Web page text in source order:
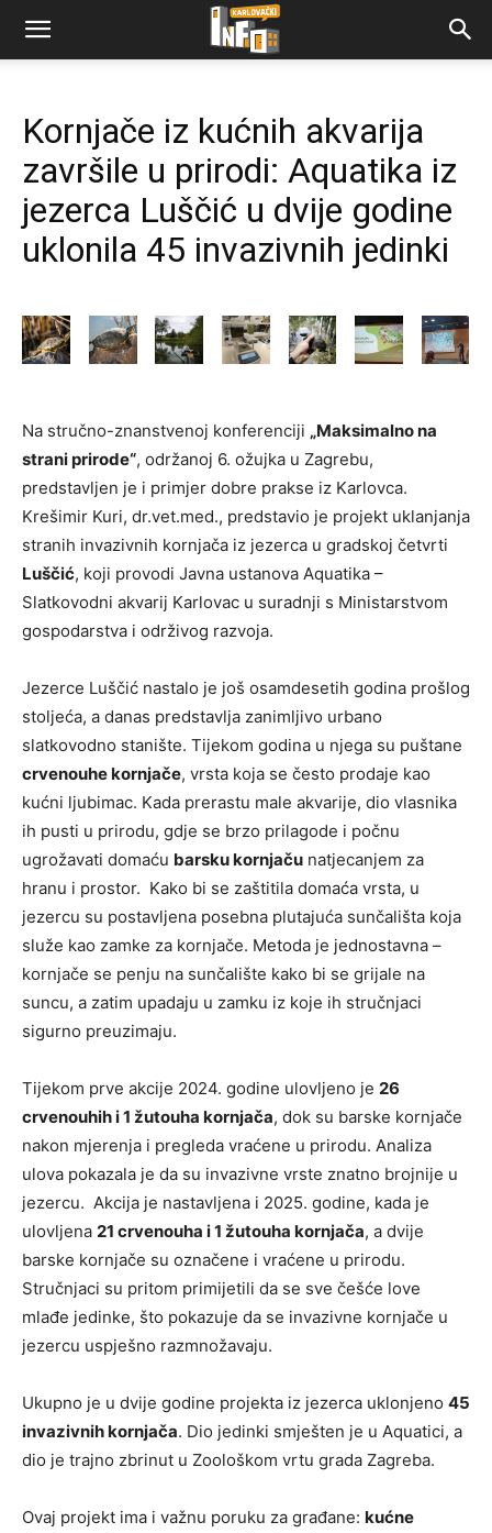
Kornjače iz kućnih akvarija
završile u prirodi: Aquatika iz
jezerca Luščić u dvije godine
uklonila 45 invazivnih jedinki
Na stručno-znanstvenoj konferenciji „Maksimalno na
strani prirode“, održanoj 6. ožujka u Zagrebu,
predstavljen je i primjer dobre prakse iz Karlovca.
Krešimir Kuri, dr.vet.med., predstavio je projekt uklanjanja
stranih invazivnih kornjača iz jezerca u gradskoj četvrti
Luščić, koji provodi Javna ustanova Aquatika –
Slatkovodni akvarij Karlovac u suradnji s Ministarstvom
gospodarstva i održivog razvoja.
Jezerce Luščić nastalo je još osamdesetih godina prošlog
stoljeća, a danas predstavlja zanimljivo urbano
slatkovodno stanište. Tijekom godina u njega su puštane
crvenouhe kornjače, vrsta koja se često prodaje kao
kućni ljubimac. Kada prerastu male akvarije, dio vlasnika
ih pusti u prirodu, gdje se brzo prilagode i počnu
ugrožavati domaću barsku kornjaču natjecanjem za
hranu i prostor. Kako bi se zaštitila domaća vrsta, u
jezercu su postavljena posebna plutajuća sunčališta koja
služe kao zamke za kornjače. Metoda je jednostavna –
kornjače se penju na sunčalište kako bi se grijale na
suncu, a zatim upadaju u zamku iz koje ih stručnjaci
sigurno preuzimaju.
Tijekom prve akcije 2024. godine ulovljeno je 26
crvenouhih i 1 žutouha kornjača, dok su barske kornjače
nakon mjerenja i pregleda vraćene u prirodu. Analiza
ulova pokazala je da su invazivne vrste znatno brojnije u
jezercu. Akcija je nastavljena i 2025. godine, kada je
ulovljena 21 crvenouha i 1 žutouha kornjača, a dvije
barske kornjače su označene i vraćene u prirodu.
Stručnjaci su pritom primijetili da se sve češće love
mlađe jedinke, što pokazuje da se invazivne kornjače u
jezercu uspješno razmnožavaju.
Ukupno je u dvije godine projekta iz jezerca uklonjeno 45
invazivnih kornjača. Dio jedinki smješten je u Aquatici, a
dio je trajno zbrinut u Zoološkom vrtu grada Zagreba.
Ovaj projekt ima i važnu poruku za građane: kućne